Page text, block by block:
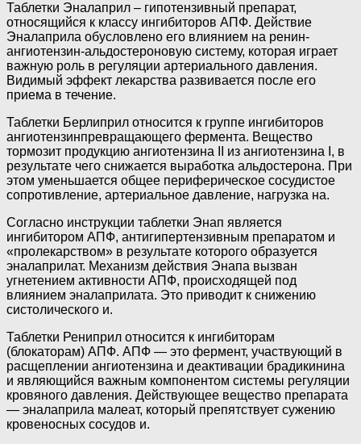
Таблетки Эналаприл – гипотензивный препарат,
относящийся к классу ингибиторов АПФ. Действие
Эналаприла обусловлено его влиянием на ренин-
ангиотензин-альдостероновую систему, которая играет
важную роль в регуляции артериального давления.
Видимый эффект лекарства развивается после его
приема в течение.
Таблетки Берлиприл относится к группе ингибиторов
ангиотензинпревращающего фермента. Вещество
тормозит продукцию ангиотензина II из ангиотензина I, в
результате чего снижается выработка альдостерона. При
этом уменьшается общее периферическое сосудистое
сопротивление, артериальное давление, нагрузка на.
Согласно инструкции таблетки Энап является
ингибитором АПФ, антигипертензивным препаратом и
«пролекарством» в результате которого образуется
эналаприлат. Механизм действия Энапа вызван
угнетением активности АПФ, происходящей под
влиянием эналаприлата. Это приводит к снижению
систолического и.
Таблетки Рениприл относится к ингибиторам
(блокаторам) АПФ. АПФ — это фермент, участвующий в
расщеплении ангиотензина и деактивации брадикинина
и являющийся важным компонентом системы регуляции
кровяного давления. Действующее вещество препарата
— эналаприла малеат, который препятствует сужению
кровеносных сосудов и.